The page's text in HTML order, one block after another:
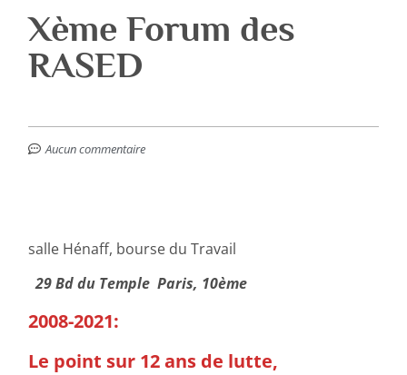
Xème Forum des
RASED
Aucun commentaire
salle Hénaff, bourse du Travail
29 Bd du TempleParis, 10ème
2008-2021:
Le point sur 12 ans de lutte,